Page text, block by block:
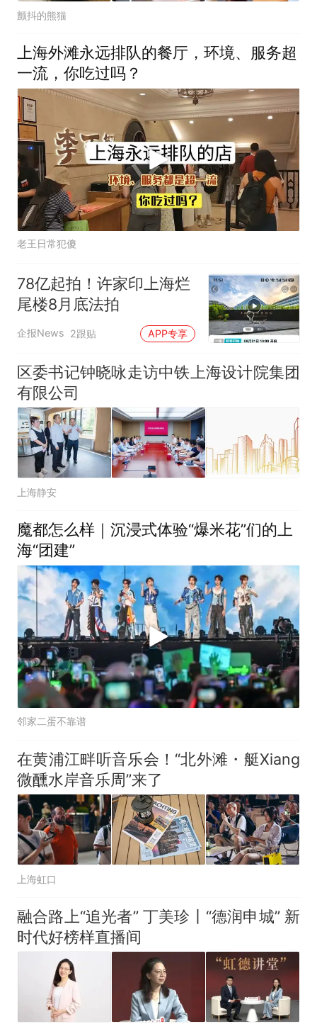
颤抖的熊猫
上海外滩永远排队的餐厅，环境、服务超
一流，你吃过吗？
老王日常犯傻
78亿起拍！许家印上海烂
尾楼8月底法拍
企报News 2跟贴 APP专享
区委书记钟晓咏走访中铁上海设计院集团
有限公司
上海静安
魔都怎么样｜沉浸式体验“爆米花”们的上
海“团建”
邻家二蛋不靠谱
在黄浦江畔听音乐会！“北外滩・艇Xiang
微醺水岸音乐周”来了
上海虹口
融合路上“追光者” 丁美珍丨“德润申城” 新
时代好榜样直播间